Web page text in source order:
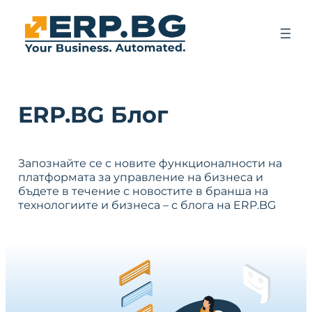
ERP.BG Блог
Запознайте се с новите функционалности на
платформата за управление на бизнеса и
бъдете в течение с новостите в бранша на
технологиите и бизнеса – с блога на ERP.BG